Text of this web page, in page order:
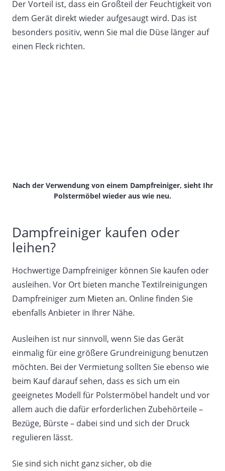
Der Vorteil ist, dass ein Großteil der Feuchtigkeit von
dem Gerät direkt wieder aufgesaugt wird. Das ist
besonders positiv, wenn Sie mal die Düse länger auf
einen Fleck richten.
Nach der Verwendung von einem Dampfreiniger, sieht Ihr
Polstermöbel wieder aus wie neu.
Dampfreiniger kaufen oder
leihen?
Hochwertige Dampfreiniger können Sie kaufen oder
ausleihen. Vor Ort bieten manche Textilreinigungen
Dampfreiniger zum Mieten an. Online finden Sie
ebenfalls Anbieter in Ihrer Nähe.
Ausleihen ist nur sinnvoll, wenn Sie das Gerät
einmalig für eine größere Grundreinigung benutzen
möchten. Bei der Vermietung sollten Sie ebenso wie
beim Kauf darauf sehen, dass es sich um ein
geeignetes Modell für Polstermöbel handelt und vor
allem auch die dafür erforderlichen Zubehörteile –
Bezüge, Bürste – dabei sind und sich der Druck
regulieren lässt.
Sie sind sich nicht ganz sicher, ob die